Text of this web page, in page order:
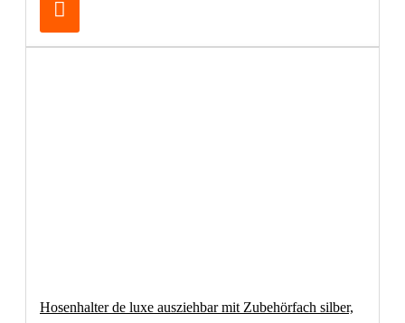
Hosenhalter de luxe ausziehbar mit Zubehörfach silber,